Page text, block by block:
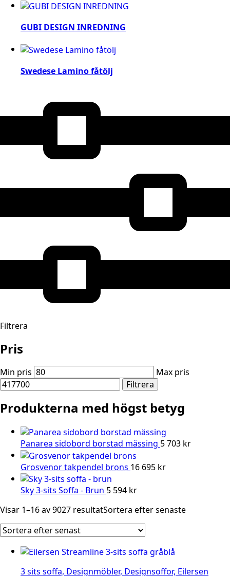
GUBI DESIGN INREDNING
Swedese Lamino fåtölj
Filtrera
Pris
Min pris
Max pris
Filtrera
Produkterna med högst betyg
Panarea sidobord borstad mässing 5 703 kr
Grosvenor takpendel brons 16 695 kr
Sky 3-sits Soffa - Brun 5 594 kr
Visar 1–16 av 9027 resultatSortera efter senaste
3 sits soffa, Designmöbler, Designsoffor, Eilersen